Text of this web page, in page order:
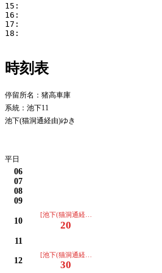
15:
16:
17:
18:
時刻表
停留所名：猪高車庫
系統：池下11
池下(猫洞通経由)ゆき
平日
06
07
08
09
10
[池下(猫洞通経由)ゆき]
20
11
12
[池下(猫洞通経由)ゆき]
30